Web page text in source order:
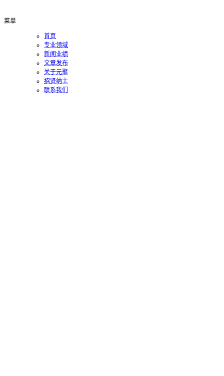
菜单
首页
专业领域
新闻业绩
文章发布
关于元聚
招贤纳士
联系我们